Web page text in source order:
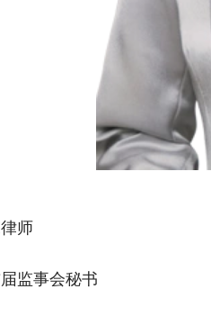
师
监事会秘书